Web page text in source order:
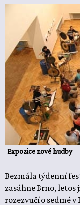
Expozice nové hudby
Bezmála týdenní
zasáhne Brno, letos
rozezvučí o sedmé